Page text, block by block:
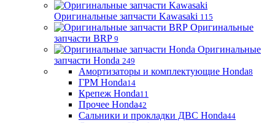
Оригинальные запчасти Kawasaki 115
Оригинальные
запчасти BRP 9
Оригинальные
запчасти Honda 249
Амортизаторы и комплектующие Honda8
ГРМ Honda14
Крепеж Honda11
Прочее Honda42
Сальники и прокладки ДВС Honda44